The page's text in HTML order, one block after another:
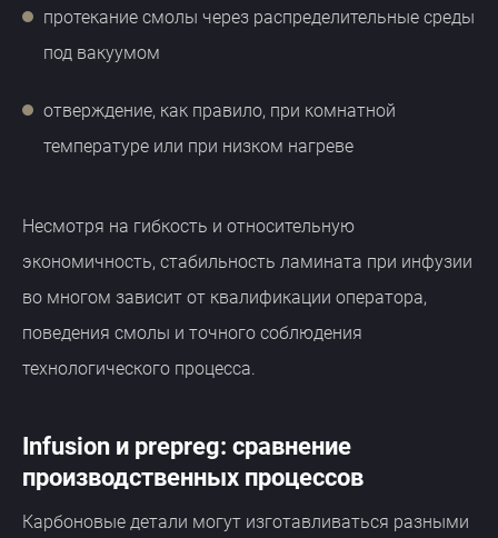
протекание смолы через распределительные среды
под вакуумом
отверждение, как правило, при комнатной
температуре или при низком нагреве
Несмотря на гибкость и относительную
экономичность, стабильность ламината при инфузии
во многом зависит от квалификации оператора,
поведения смолы и точного соблюдения
технологического процесса.
Infusion и prepreg: сравнение
производственных процессов
Карбоновые детали могут изготавливаться разными